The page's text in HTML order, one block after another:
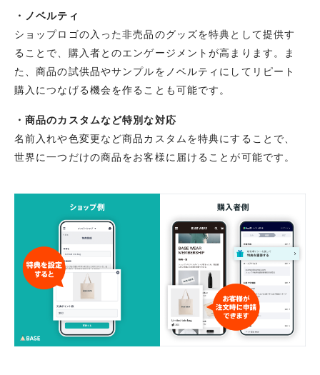
・ノベルティ
ショップロゴの入った非売品のグッズを特典として提供す
ることで、購入者とのエンゲージメントが高まります。ま
た、商品の試供品やサンプルをノベルティにしてリピート
購入につなげる機会を作ることも可能です。
・商品のカスタムなど特別な対応
名前入れや色変更など商品カスタムを特典にすることで、
世界に一つだけの商品をお客様に届けることが可能です。